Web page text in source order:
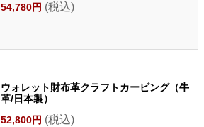
54,780円 (税込)
ウォレット財布革クラフトカービング（牛
革/日本製）
52,800円 (税込)